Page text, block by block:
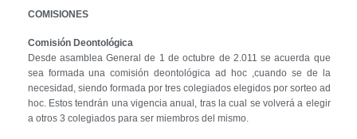
COMISIONES
Comisión Deontológica
Desde asamblea General de 1 de octubre de 2.011 se acuerda que
sea formada una comisión deontológica ad hoc ,cuando se de la
necesidad, siendo formada por tres colegiados elegidos por sorteo ad
hoc. Estos tendrán una vigencia anual, tras la cual se volverá a elegir
a otros 3 colegiados para ser miembros del mismo.